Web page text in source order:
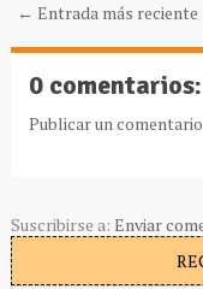
← Entrada más reciente
0 comentarios:
Publicar un comentario
Suscribirse a: Enviar